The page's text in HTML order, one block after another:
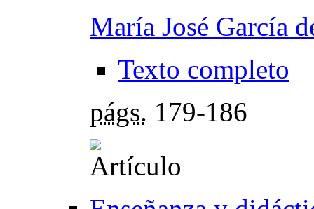
María José García
Texto completo
págs. 179-186